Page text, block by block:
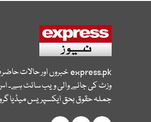
express.pkخبروں اور حالات
وزٹ کی جانے والی ویب سائٹ ہے۔
جملہ حقوق بحق ایکسپریس میڈیا